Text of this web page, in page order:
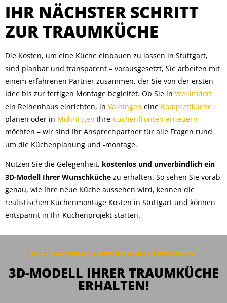
IHR NÄCHSTER SCHRITT
ZUR TRAUMKÜCHE
Die Kosten, um eine Küche einbauen zu lassen in Stuttgart,
sind planbar und transparent – vorausgesetzt, Sie arbeiten mit
einem erfahrenen Partner zusammen, der Sie von der ersten
Idee bis zur fertigen Montage begleitet. Ob Sie in Weilimdorf
ein Reihenhaus einrichten, in Vaihingen eine Komplettküche
planen oder in Möhringen Ihre Küchenfronten erneuern
möchten – wir sind Ihr Ansprechpartner für alle Fragen rund
um die Küchenplanung und -montage.
Nutzen Sie die Gelegenheit, kostenlos und unverbindlich ein
3D-Modell Ihrer Wunschküche zu erhalten. So sehen Sie vorab
genau, wie Ihre neue Küche aussehen wird, kennen die
realistischen Küchenmontage Kosten in Stuttgart und können
entspannt in Ihr Küchenprojekt starten.
JETZT KOSTENLOS & UNVERBINDLICH ANFRAGEN:
3D-MODELL IHRER TRAUMKÜCHE
ERHALTEN!